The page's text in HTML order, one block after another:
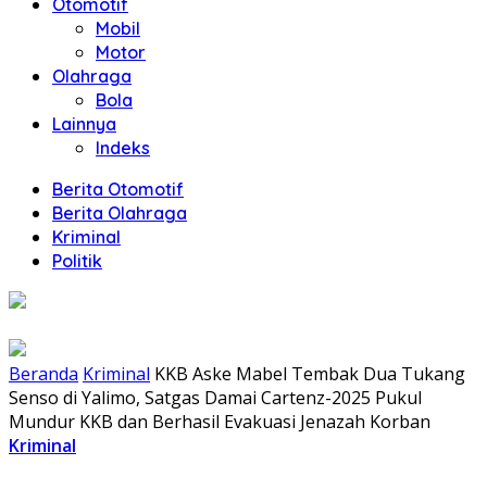
Otomotif
Mobil
Motor
Olahraga
Bola
Lainnya
Indeks
Berita Otomotif
Berita Olahraga
Kriminal
Politik
Beranda Kriminal KKB Aske Mabel Tembak Dua Tukang
Senso di Yalimo, Satgas Damai Cartenz-2025 Pukul
Mundur KKB dan Berhasil Evakuasi Jenazah Korban
Kriminal